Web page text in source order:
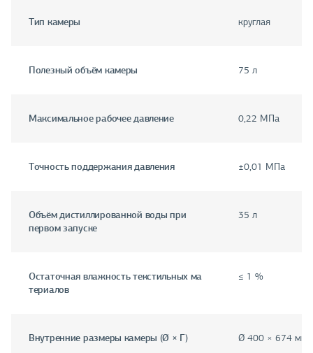
Тип камеры круглая
Полезный объём камеры 75 л
Максимальное рабочее давление 0,22 МПа
Точность поддержания давления ±0,01 МПа
Объём дистиллированной воды при
первом запуске
35 л
Остаточная влажность текстильных ма
териалов
≤ 1 %
Внутренние размеры камеры (Ø × Г) Ø 400 × 674 мм